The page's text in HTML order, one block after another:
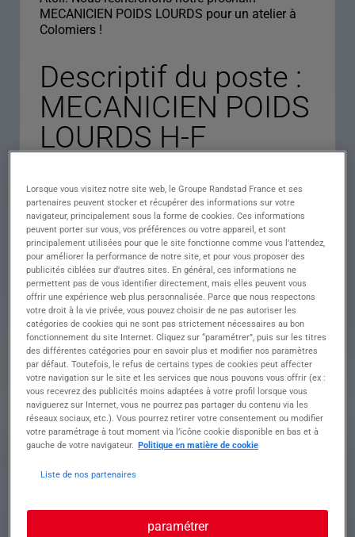
MECANICIEN POIDS LOURDS pour un atelier à
Colomiers !
Descriptif du poste :
MECANICIEN POIDS
LOURDS H-F
Descriptif du poste : Êtes-vous prêt(e) à relever le
défi de l'entretien et de la réparation de
VEHICULES POIDS LOURDS ?
Vous contribuez à la performance de l'atelier en
assurant le diagnostic, la maintenance et la
remise en état des véhicules.
• Réaliser des diagnostics précis pour identifier
les dysfonctionnements mécaniques,
électroniques et hydrauliques
• Effectuer des opérations de maintenance
préventive incluant vidanges, contrôles et
changements de filtres
• Réparer ou remplacer les composants
défectueux comme moteurs, embrayages, et
freins pour rétablir la fonctionnalité
• Assurer l'entretien, le remplacement des
contrôle technique
suivre les travaux effectués tout en respectant les
consignes de sécurité et de qualité
Lorsque vous visitez notre site web, le Groupe Randstad France et ses
partenaires peuvent stocker et récupérer des informations sur votre
navigateur, principalement sous la forme de cookies. Ces informations
peuvent porter sur vous, vos préférences ou votre appareil, et sont
principalement utilisées pour que le site fonctionne comme vous l’attendez,
pour améliorer la performance de notre site, et pour vous proposer des
publicités ciblées sur d’autres sites. En général, ces informations ne
permettent pas de vous identifier directement, mais elles peuvent vous
offrir une expérience web plus personnalisée. Parce que nous respectons
votre droit à la vie privée, vous pouvez choisir de ne pas autoriser les
catégories de cookies qui ne sont pas strictement nécessaires au bon
fonctionnement du site Internet. Cliquez sur “paramétrer”, puis sur les titres
des différentes catégories pour en savoir plus et modifier nos paramètres
par défaut. Toutefois, le refus de certains types de cookies peut affecter
votre navigation sur le site et les services que nous pouvons vous offrir (ex :
vous recevrez des publicités moins adaptées à votre profil lorsque vous
naviguerez sur Internet, vous ne pourrez pas partager du contenu via les
réseaux sociaux, etc.). Vous pourrez retirer votre consentement ou modifier
votre paramétrage à tout moment via l’icône cookie disponible en bas et à
gauche de votre navigateur. Politique en matière de cookie
Liste de nos partenaires
paramétrer